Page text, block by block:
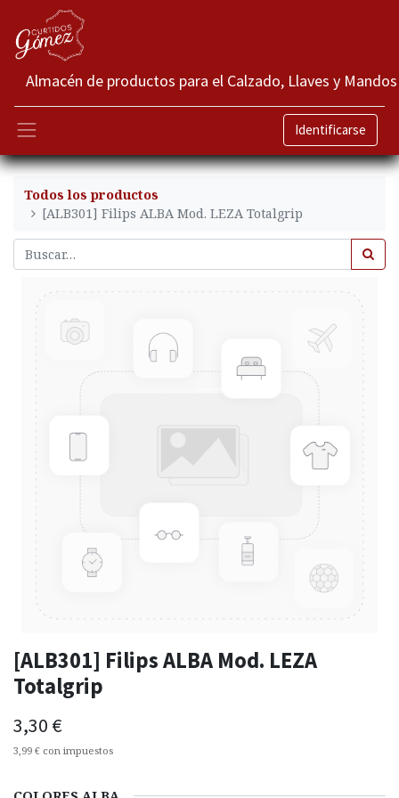
Almacén de productos para el Calzado, Llaves y Mandos
Identificarse
Todos los productos
[ALB301] Filips ALBA Mod. LEZA Totalgrip
[ALB301] Filips ALBA Mod. LEZA
Totalgrip
3,30 €
3,99 € con impuestos